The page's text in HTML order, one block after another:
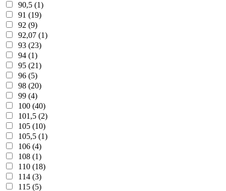
90,5 (1)
91 (19)
92 (9)
92,07 (1)
93 (23)
94 (1)
95 (21)
96 (5)
98 (20)
99 (4)
100 (40)
101,5 (2)
105 (10)
105,5 (1)
106 (4)
108 (1)
110 (18)
114 (3)
115 (5)